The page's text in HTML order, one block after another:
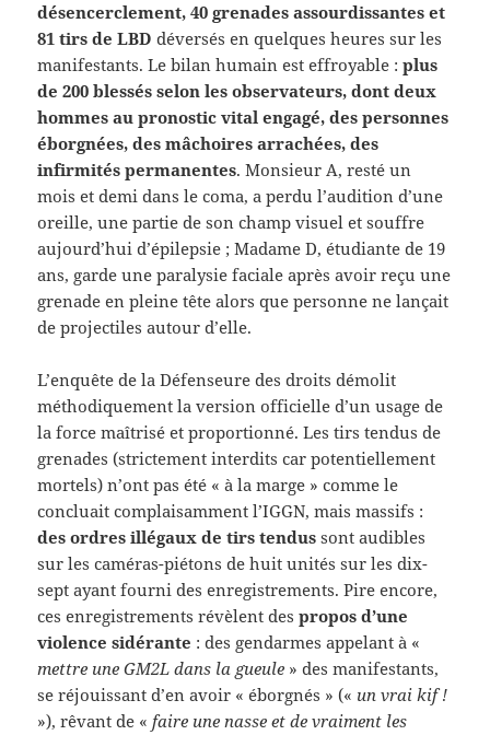
désencerclement, 40 grenades assourdissantes et
81 tirs de LBDdéversés en quelques heures sur les
manifestants. Le bilan humain est effroyable :plus
de 200 blessés selon les observateurs, dont deux
hommes au pronostic vital engagé, des personnes
éborgnées, des mâchoires arrachées, des
infirmités permanentes. Monsieur A, resté un
mois et demi dans le coma, a perdu l’audition d’une
oreille, une partie de son champ visuel et souffre
aujourd’hui d’épilepsie ; Madame D, étudiante de 19
ans, garde une paralysie faciale après avoir reçu une
grenade en pleine tête alors que personne ne lançait
de projectiles autour d’elle.
L’enquête de la Défenseure des droits démolit
méthodiquement la version officielle d’un usage de
la force maîtrisé et proportionné. Les tirs tendus de
grenades (strictement interdits car potentiellement
mortels) n’ont pas été « à la marge » comme le
concluait complaisamment l’IGGN, mais massifs :
des ordres illégaux de tirs tendus sont audibles
sur les caméras-piétons de huit unités sur les dix-
sept ayant fourni des enregistrements. Pire encore,
ces enregistrements révèlent despropos d’une
violence sidérante : des gendarmes appelant à «
mettre une GM2L dans la gueule » des manifestants,
se réjouissant d’en avoir « éborgnés » (« un vrai kif !
»), rêvant de «faire une nasse et de vraiment les